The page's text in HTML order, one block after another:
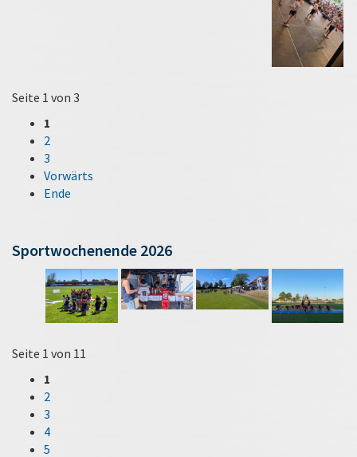
Seite 1 von 3
1
2
3
Vorwärts
Ende
Sportwochenende 2026
Seite 1 von 11
1
2
3
4
5